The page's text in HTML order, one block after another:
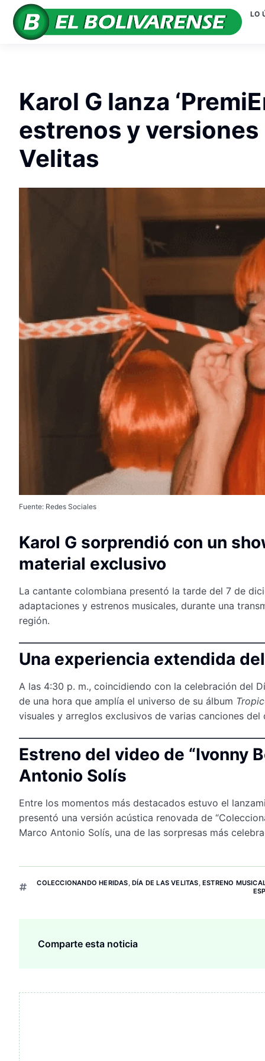
LO
Karol G lanza
estrenos y versiones
Velitas
Fuente: Redes Sociales
Karol G sorprendió con un
material exclusivo
La cantante colombiana presentó la tarde del 7 de
adaptaciones y estrenos musicales, durante una
región.
Una experiencia extendida
A las 4:30 p. m., coincidiendo con la celebración del
de una hora que amplía el universo de su álbum
visuales y arreglos exclusivos de varias canciones del
Estreno del video de “Ivonny
Antonio Solís
Entre los momentos más destacados estuvo el
presentó una versión acústica renovada de
Marco Antonio Solís, una de las sorpresas más
COLECCIONANDO HERIDAS, DÍA DE LAS VELITAS, ESTRENO
Comparte esta noticia